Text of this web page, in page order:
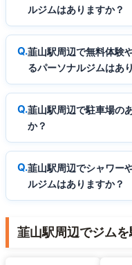
ルジムはありますか？
韮山駅周辺で無料体験
るパーソナルジムはあ
韮山駅周辺で駐車場の
か？
韮山駅周辺でシャワー
ルジムはありますか？
韮山駅周辺でジム